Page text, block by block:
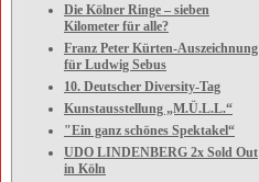
Die Kölner Ringe – sieben
Kilometer für alle?
Franz Peter Kürten-Auszeichnung
für Ludwig Sebus
10. Deutscher Diversity-Tag
Kunstausstellung „M.Ü.L.L.“
"Ein ganz schönes Spektakel“
UDO LINDENBERG 2x Sold Out
in Köln